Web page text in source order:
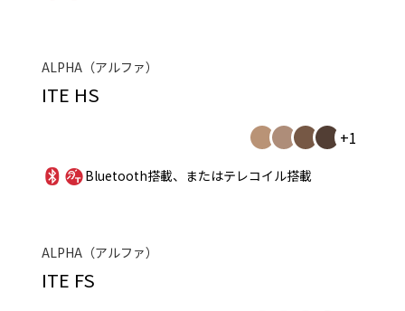
ALPHA（アルファ）
ITE HS
+1
Bluetooth搭載、またはテレコイル搭載
ALPHA（アルファ）
ITE FS